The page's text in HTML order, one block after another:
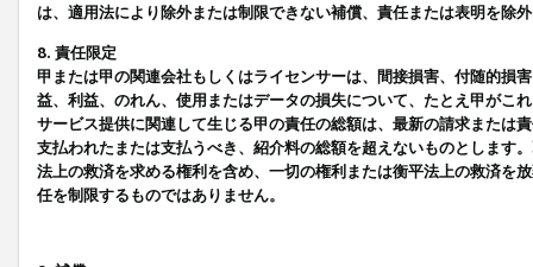
は、適用法により除外または制限できない補償、責任または表明を除
8. 責任限定
甲または甲の関連会社もしくはライセンサーは、間接損害、付随的損
益、利益、のれん、使用またはデータの損失について、たとえ甲がこ
サービス提供に関連して生じる甲の責任の総額は、最新の請求または
支払われたまたは支払うべき、紹介料の総額を超えないものとします
法上の救済を求める権利を含め、一切の権利または衡平法上の救済を
任を制限するものではありません。